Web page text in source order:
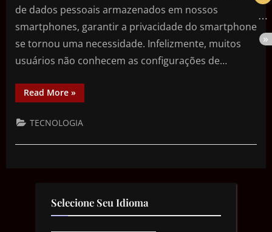
de dados pessoais armazenados em nossos
smartphones, garantir a privacidade do smartphone
se tornou uma necessidade. Infelizmente, muitos
usuários não conhecem as configurações de…
Read More »
TECNOLOGIA
Selecione Seu Idioma